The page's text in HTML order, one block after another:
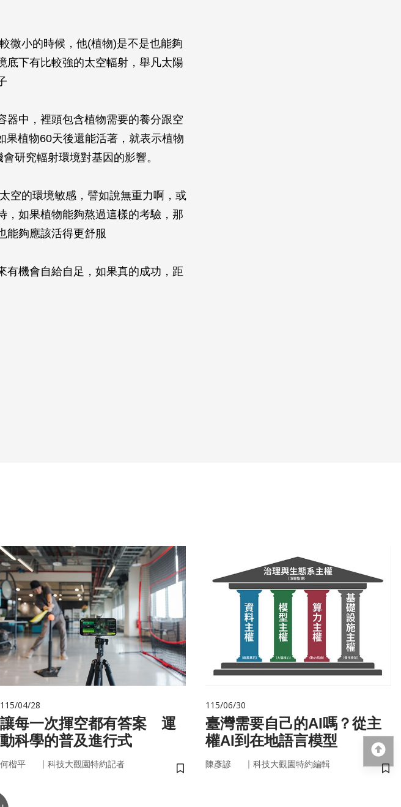
微小的時候，他(植物)是不是也能夠
底下有比較強的太空輻射，舉凡太陽
器中，裡頭包含植物需要的養分跟空
果植物60天後還能活著，就表示植物
研究輻射環境對基因的影響。
空的環境敏感，譬如說無重力啊，或
，如果植物能夠熬過這樣的考驗，那
能夠應該活得更舒服
有機會自給自足，如果真的成功，距
115/04/28
讓每一次揮空都有答案 運
動科學的普及進行式
何楷平 ｜ 科技大觀園特約記者
儲存書籤
115/06/30
臺灣需要自己的AI嗎？從主
權AI到在地語言模型
陳彥諺 ｜ 科技大觀園特約編輯
儲
回